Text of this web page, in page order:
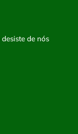
de nós